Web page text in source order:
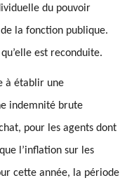
du pouvoir
la fonction publique.
est reconduite.
à établir une
indemnité brute
pour les agents dont
l’inflation sur les
cette année, la période